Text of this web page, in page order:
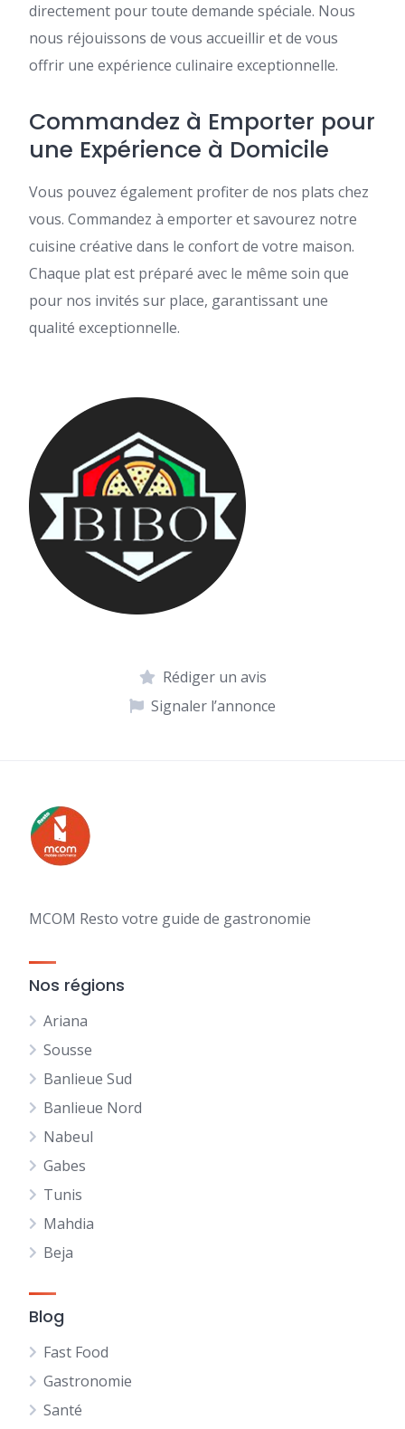
directement pour toute demande spéciale. Nous
nous réjouissons de vous accueillir et de vous
offrir une expérience culinaire exceptionnelle.
Commandez à Emporter pour
une Expérience à Domicile
Vous pouvez également profiter de nos plats chez
vous. Commandez à emporter et savourez notre
cuisine créative dans le confort de votre maison.
Chaque plat est préparé avec le même soin que
pour nos invités sur place, garantissant une
qualité exceptionnelle.
Rédiger un avis
Signaler l’annonce
MCOM Resto votre guide de gastronomie
Nos régions
Ariana
Sousse
Banlieue Sud
Banlieue Nord
Nabeul
Gabes
Tunis
Mahdia
Beja
Blog
Fast Food
Gastronomie
Santé